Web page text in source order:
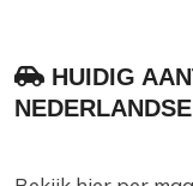
HUIDIG